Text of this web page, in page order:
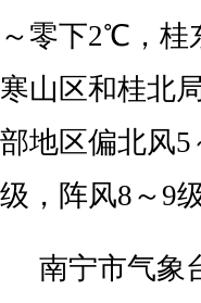
～零下2℃，
寒山区和桂北
部地区偏北风5
级，阵风8～9
南宁市气象